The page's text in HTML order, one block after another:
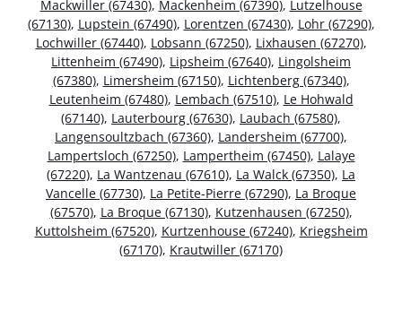
Mackwiller (67430), Mackenheim (67390), Lutzelhouse
(67130), Lupstein (67490), Lorentzen (67430), Lohr (67290),
Lochwiller (67440), Lobsann (67250), Lixhausen (67270),
Littenheim (67490), Lipsheim (67640), Lingolsheim
(67380), Limersheim (67150), Lichtenberg (67340),
Leutenheim (67480), Lembach (67510), Le Hohwald
(67140), Lauterbourg (67630), Laubach (67580),
Langensoultzbach (67360), Landersheim (67700),
Lampertsloch (67250), Lampertheim (67450), Lalaye
(67220), La Wantzenau (67610), La Walck (67350), La
Vancelle (67730), La Petite-Pierre (67290), La Broque
(67570), La Broque (67130), Kutzenhausen (67250),
Kuttolsheim (67520), Kurtzenhouse (67240), Kriegsheim
(67170), Krautwiller (67170)